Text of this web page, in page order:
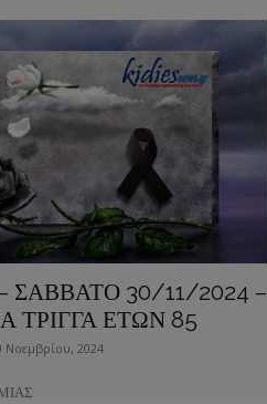
ΣΑΒΒΑΤΟ 30/11/2024 –
ΤΡΙΓΓΑ ΕΤΩΝ 85
Νοεμβρίου, 2024